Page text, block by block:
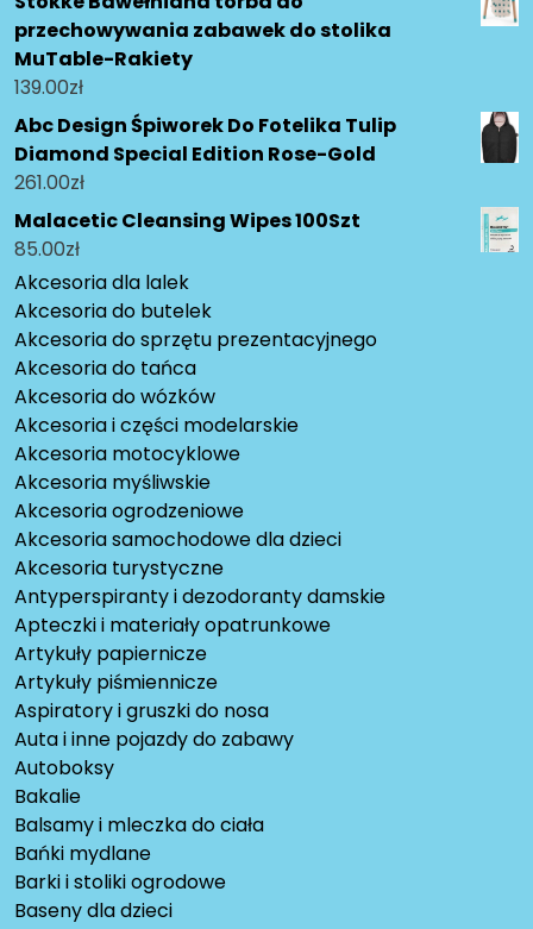
przechowywania zabawek do stolika
MuTable-Rakiety
139.00zł
Abc Design Śpiworek Do Fotelika Tulip
Diamond Special Edition Rose-Gold
261.00zł
Malacetic Cleansing Wipes 100Szt
85.00zł
Akcesoria dla lalek
Akcesoria do butelek
Akcesoria do sprzętu prezentacyjnego
Akcesoria do tańca
Akcesoria do wózków
Akcesoria i części modelarskie
Akcesoria motocyklowe
Akcesoria myśliwskie
Akcesoria ogrodzeniowe
Akcesoria samochodowe dla dzieci
Akcesoria turystyczne
Antyperspiranty i dezodoranty damskie
Apteczki i materiały opatrunkowe
Artykuły papiernicze
Artykuły piśmiennicze
Aspiratory i gruszki do nosa
Auta i inne pojazdy do zabawy
Autoboksy
Bakalie
Balsamy i mleczka do ciała
Bańki mydlane
Barki i stoliki ogrodowe
Baseny dla dzieci